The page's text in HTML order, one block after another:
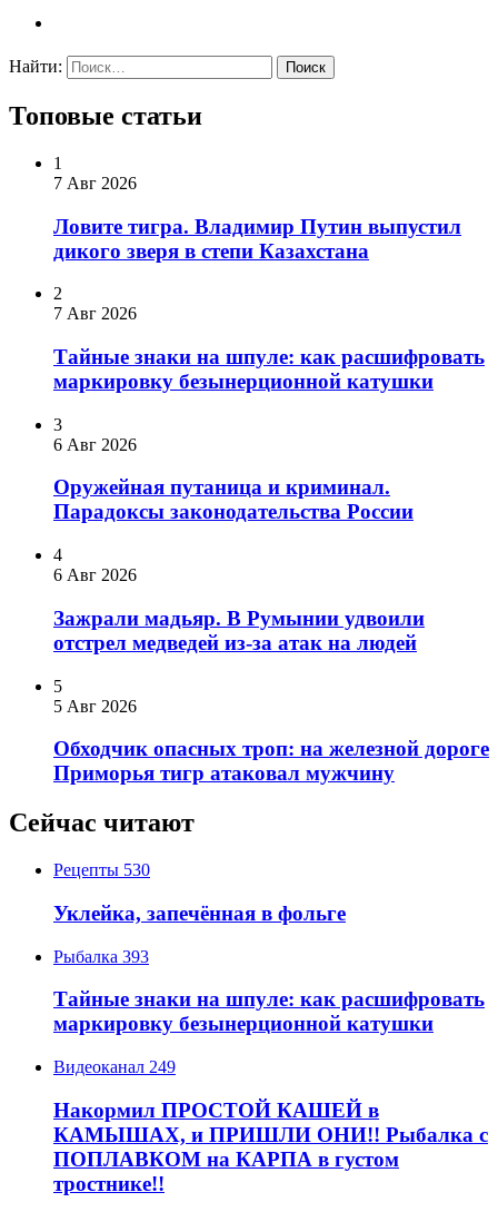
Найти:
Топовые статьи
1
7 Авг 2026
Ловите тигра. Владимир Путин выпустил
дикого зверя в степи Казахстана
2
7 Авг 2026
Тайные знаки на шпуле: как расшифровать
маркировку безынерционной катушки
3
6 Авг 2026
Оружейная путаница и криминал.
Парадоксы законодательства России
4
6 Авг 2026
Зажрали мадьяр. В Румынии удвоили
отстрел медведей из-за атак на людей
5
5 Авг 2026
Обходчик опасных троп: на железной дороге
Приморья тигр атаковал мужчину
Сейчас читают
Рецепты 530
Уклейка, запечённая в фольге
Рыбалка 393
Тайные знаки на шпуле: как расшифровать
маркировку безынерционной катушки
Видеоканал 249
Накормил ПРОСТОЙ КАШЕЙ в
КАМЫШАХ, и ПРИШЛИ ОНИ!! Рыбалка с
ПОПЛАВКОМ на КАРПА в густом
тростнике!!